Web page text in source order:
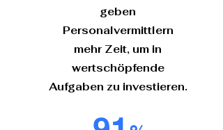
geben
Personalvermittlern
mehr Zeit, um in
wertschöpfende
Aufgaben zu investieren.